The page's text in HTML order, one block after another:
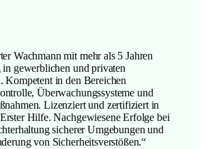
Wachmann mit mehr als 5 Jahren
gewerblichen und privaten
Kompetent in den Bereichen
Überwachungssysteme und
Lizenziert und zertifiziert in
Hilfe. Nachgewiesene Erfolge bei
sicherer Umgebungen und
von Sicherheitsverstößen.“